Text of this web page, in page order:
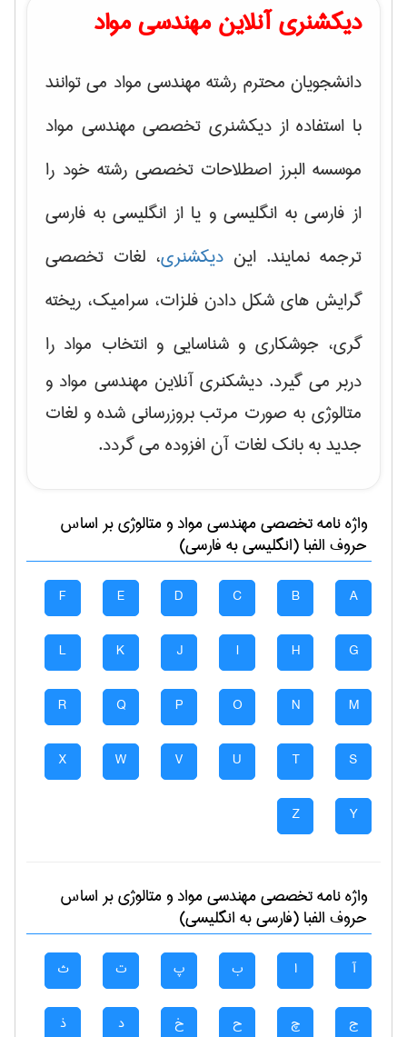
دیکشنری آنلاین مهندسی مواد
دانشجویان محترم رشته مهندسی مواد می توانند
با استفاده از دیکشنری تخصصی مهندسی مواد
موسسه البرز اصطلاحات تخصصی رشته خود را
از فارسی به انگلیسی و یا از انگلیسی به فارسی
ترجمه نمایند. این دیکشنری، لغات تخصصی
گرایش های شکل دادن فلزات، سرامیک، ریخته
گری، جوشکاری و شناسایی و انتخاب مواد را
دربر می گیرد. دیشکنری آنلاین مهندسی مواد و
متالوژی به صورت مرتب بروزرسانی شده و لغات
جدید به بانک لغات آن افزوده می گردد.
واژه نامه تخصصیمهندسی مواد و متالوژیبر اساس
حروف الفبا (انگلیسی به فارسی)
A
B
C
D
E
F
G
H
I
J
K
L
M
N
O
P
Q
R
S
T
U
V
W
X
Y
Z
واژه نامه تخصصیمهندسی مواد و متالوژیبر اساس
حروف الفبا (فارسی به انگلیسی)
آ ا ب پ ت ث
ج چ ح خ د ذ